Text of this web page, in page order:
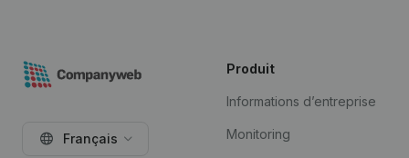
Français
Produit
Informations d’entreprise
Monitoring